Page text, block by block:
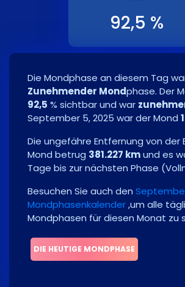
92,5 %
Die Mondphase an diesem Tag
Zunehmender Mondphase. Der
92,5 % sichtbar und war
September 5, 2025 war der Mond
Die ungefähre Entfernung von der
Mond betrug 381.227 kmund es
Tage bis zur nächsten Phase (
Besuchen Sie auch den
Mondphasenkalender,um alle
Mondphasen für diesen Monat zu
DIE HEUTIGE MONDPHASE